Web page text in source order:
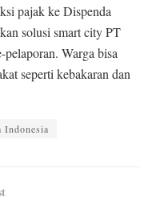
pajak ke Dispenda
solusi smart city PT
Warga bisa
seperti kebakaran dan
Indonesia